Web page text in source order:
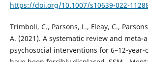
https://doi.org/10.1007/s10639-022-
Trimboli, C., Parsons, L., Fleay, C.,
A. (2021). A systematic review and meta-
psychosocial interventions for 6–12-